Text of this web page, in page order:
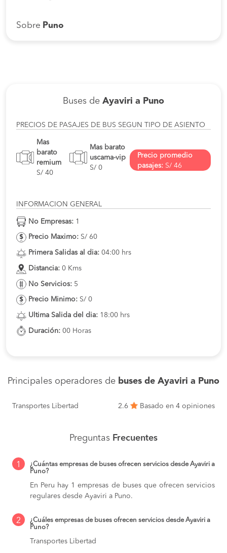
Sobre Puno
Buses de Ayaviri a Puno
PRECIOS DE PASAJES DE BUS SEGUN TIPO DE ASIENTO
Mas
barato
remium
S/ 40
Mas barato
uscama-vip
S/ 0
Precio promedio
pasajes: S/ 46
INFORMACION GENERAL
No Empresas: 1
Precio Maximo: S/ 60
Primera Salidas al dia: 04:00 hrs
Distancia: 0 Kms
No Servicios: 5
Precio Minimo: S/ 0
Ultima Salida del dia: 18:00 hrs
Duración: 00 Horas
Principales operadores de buses de Ayaviri a Puno
Transportes Libertad 2.6 Basado en 4 opiniones
Preguntas Frecuentes
1
¿Cuántas empresas de buses ofrecen servicios desde Ayaviri a
Puno?
En Peru hay 1 empresas de buses que ofrecen servicios
regulares desde Ayaviri a Puno.
2
¿Cuáles empresas de buses ofrecen servicios desde Ayaviri a
Puno?
Transportes Libertad